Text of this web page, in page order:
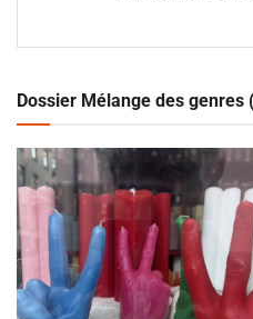
Dossier Mélange des genres